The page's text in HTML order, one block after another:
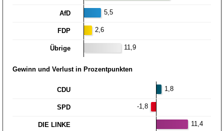
AfD 5,5
FDP 2,6
Übrige 11,9
Gewinn und Verlust in Prozentpunkten
CDU 1,8
SPD -1,8
DIE LINKE 11,4